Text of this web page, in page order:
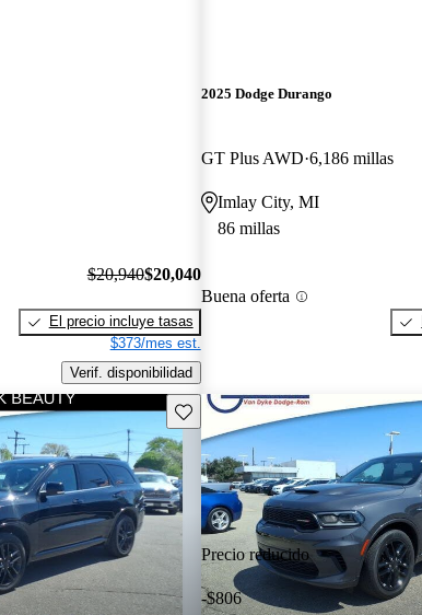
$20,940$20,040
El precio incluye tasas
$373/mes est.
Verif. disponibilidad
2025 Dodge Durango
GT Plus AWD 6,186 millas
Imlay City, MI
86 millas
Buena oferta
Guarda este Aviso
Precio reducido
-$806